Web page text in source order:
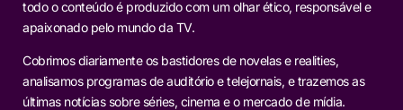
todo o conteúdo é produzido com um olhar ético, responsável e
apaixonado pelo mundo da TV.
Cobrimos diariamente os bastidores de novelas e realities,
analisamos programas de auditório e telejornais, e trazemos as
últimas notícias sobre séries, cinema e o mercado de mídia.